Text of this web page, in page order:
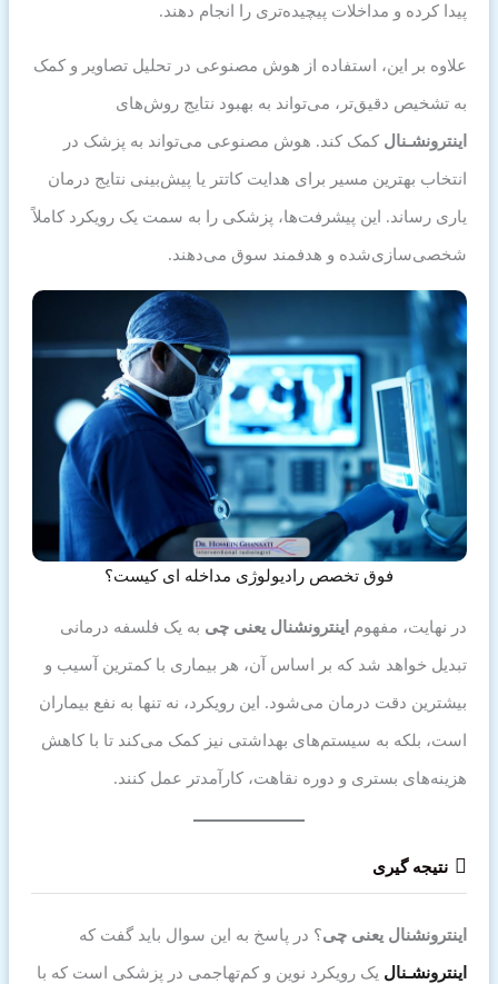
پیدا کرده و مداخلات پیچیده‌تری را انجام دهند.
علاوه بر این، استفاده از هوش مصنوعی در تحلیل تصاویر و کمک
به تشخیص دقیق‌تر، می‌تواند به بهبود نتایج روش‌های
اینترونشـنالکمک کند. هوش مصنوعی می‌تواند به پزشک در
انتخاب بهترین مسیر برای هدایت کاتتر یا پیش‌بینی نتایج درمان
یاری رساند. این پیشرفت‌ها، پزشکی را به سمت یک رویکرد کاملاً
شخصی‌سازی‌شده و هدفمند سوق می‌دهند.
فوق تخصص رادیولوژی مداخله ای کیست؟
در نهایت، مفهوم اینترونشنال یعنی چی به یک فلسفه درمانی
تبدیل خواهد شد که بر اساس آن، هر بیماری با کمترین آسیب و
بیشترین دقت درمان می‌شود. این رویکرد، نه تنها به نفع بیماران
است، بلکه به سیستم‌های بهداشتی نیز کمک می‌کند تا با کاهش
هزینه‌های بستری و دوره نقاهت، کارآمدتر عمل کنند.
نتیجه گیری
اینترونشنال یعنی چی؟ در پاسخ به این سوال باید گفت که
اینترونشـنال یک رویکرد نوین و کم‌تهاجمی در پزشکی است که با